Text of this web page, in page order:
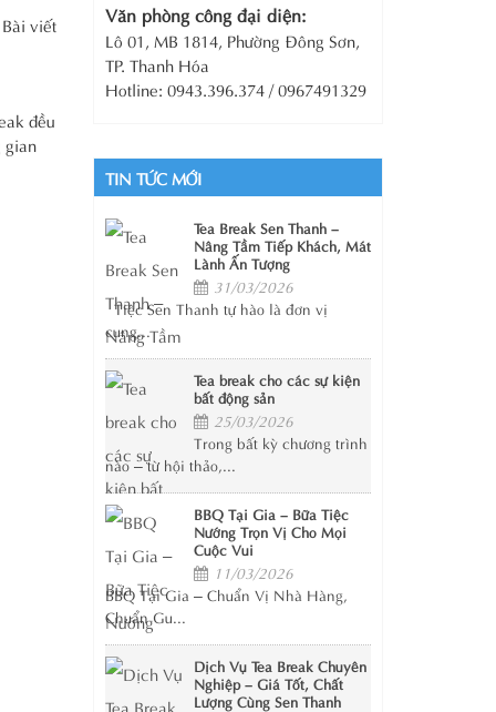
viết
đều
gian
Văn phòng công đại diện:
Lô 01, MB 1814, Phường Đông Sơn,
TP. Thanh Hóa
Hotline: 0943.396.374 / 0967491329
TIN TỨC MỚI
Tea Break Sen Thanh –
Nâng Tầm Tiếp Khách, Mát
Lành Ấn Tượng
31/03/2026
Tiệc Sen Thanh tự hào là đơn vị
cung...
Tea break cho các sự kiện
bất động sản
25/03/2026
Trong bất kỳ chương trình
nào – từ hội thảo,...
BBQ Tại Gia – Bữa Tiệc
Nướng Trọn Vị Cho Mọi
Cuộc Vui
11/03/2026
BBQ Tại Gia – Chuẩn Vị Nhà Hàng,
Chuẩn Gu...
Dịch Vụ Tea Break Chuyên
Nghiệp – Giá Tốt, Chất
Lượng Cùng Sen Thanh